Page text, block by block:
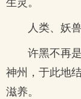
人类、妖
许黑不再
神州，于此地
滋养。